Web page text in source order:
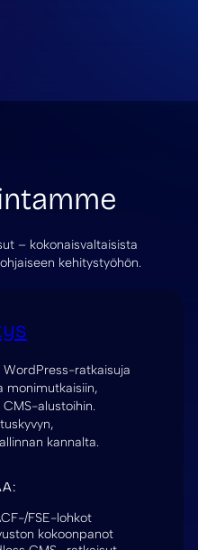
– kokonaisvaltaisista
kehitystyöhön.
ratkaisuja
monimutkaisiin,
alustoihin.
kannalta.
FSE-lohkot
kokoonpanot